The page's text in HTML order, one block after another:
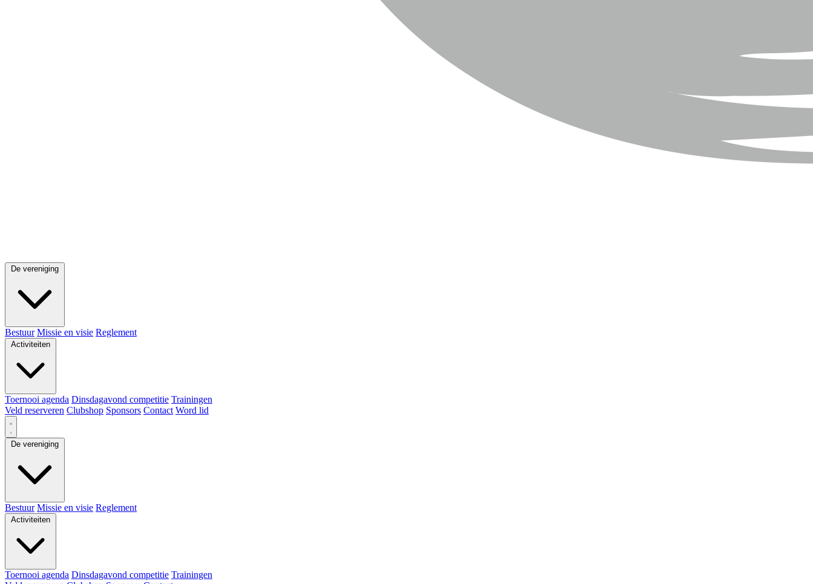
De vereniging
Bestuur Missie en visie Reglement
Activiteiten
Toernooi agenda Dinsdagavond competitie Trainingen
Veld reserveren Clubshop Sponsors Contact Word lid
De vereniging
Bestuur Missie en visie Reglement
Activiteiten
Toernooi agenda Dinsdagavond competitie Trainingen